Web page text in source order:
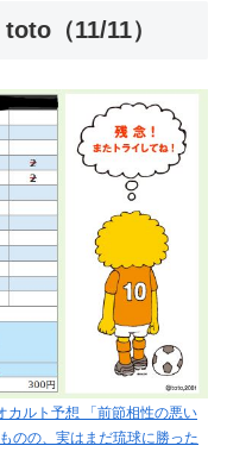
（11/11）
カルト予想 「前節相性の悪い
のの、実はまだ琉球に勝った